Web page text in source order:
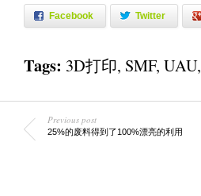
Facebook Twitter
Tags: 3D打印, SMF, UAU,
Previous post
25%的废料得到了100%漂亮的利用